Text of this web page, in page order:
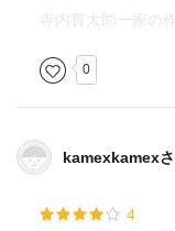
雨戸がとても頼
帯に逃げ込んだ、
浮気
よってなんとなく
寺内貫太郎一家の
0
kamexkamex
4